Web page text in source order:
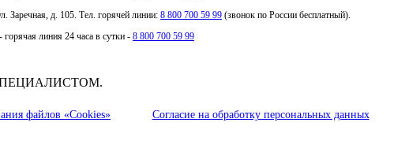
Заречная, д. 105. Тел. горячей линии: 8 800 700 59 99 (звонок по России бесплатный).
линия 24 часа в сутки - 8 800 700 59 99
файлов «Cookies» Согласие на обработку персональных данных